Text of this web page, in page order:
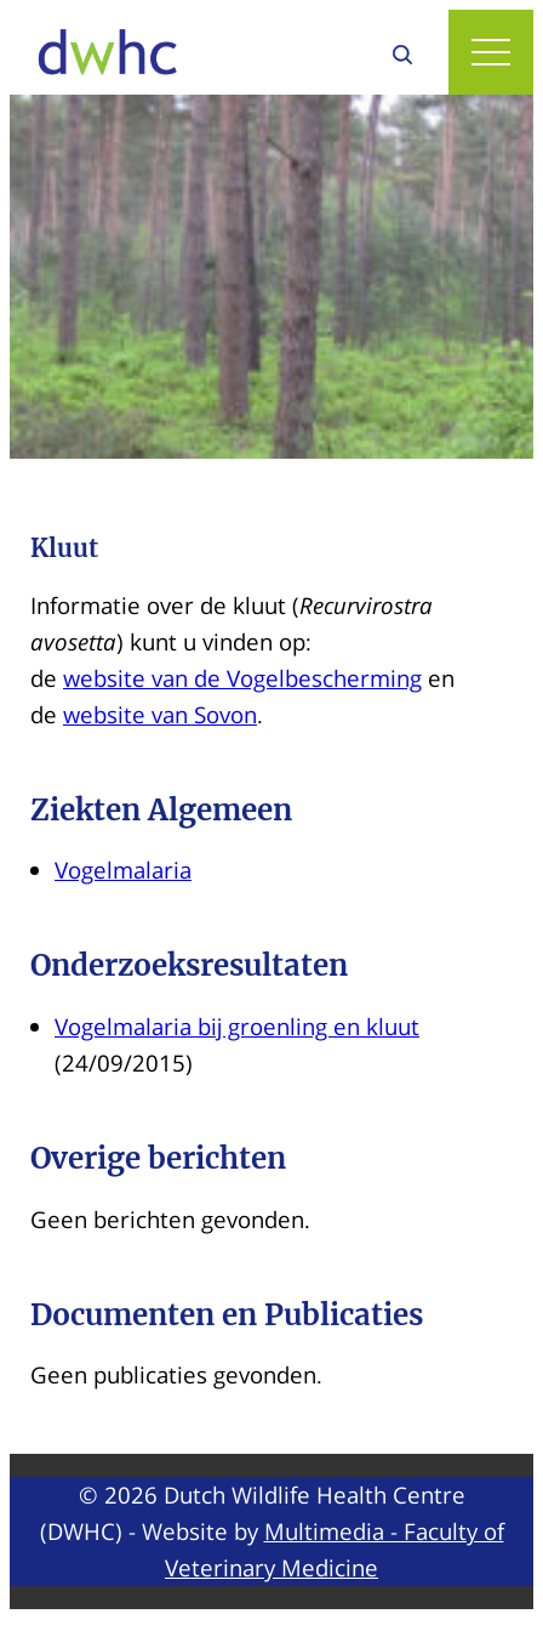
Kluut
Informatie over de kluut (Recurvirostra
avosetta) kunt u vinden op:
de website van de Vogelbescherming en
de website van Sovon.
Ziekten Algemeen
Vogelmalaria
Onderzoeksresultaten
Vogelmalaria bij groenling en kluut
(24/09/2015)
Overige berichten
Geen berichten gevonden.
Documenten en Publicaties
Geen publicaties gevonden.
© 2026 Dutch Wildlife Health Centre
(DWHC) - Website by Multimedia - Faculty of
Veterinary Medicine